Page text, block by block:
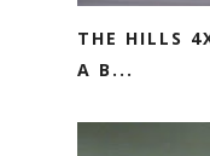
THE HILLS
A B...